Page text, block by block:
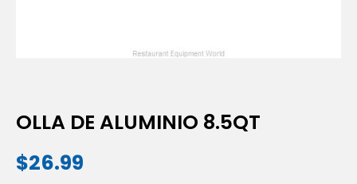
OLLA DE ALUMINIO 8.5QT
$26.99